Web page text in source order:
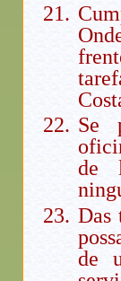
Se
de
Das
de